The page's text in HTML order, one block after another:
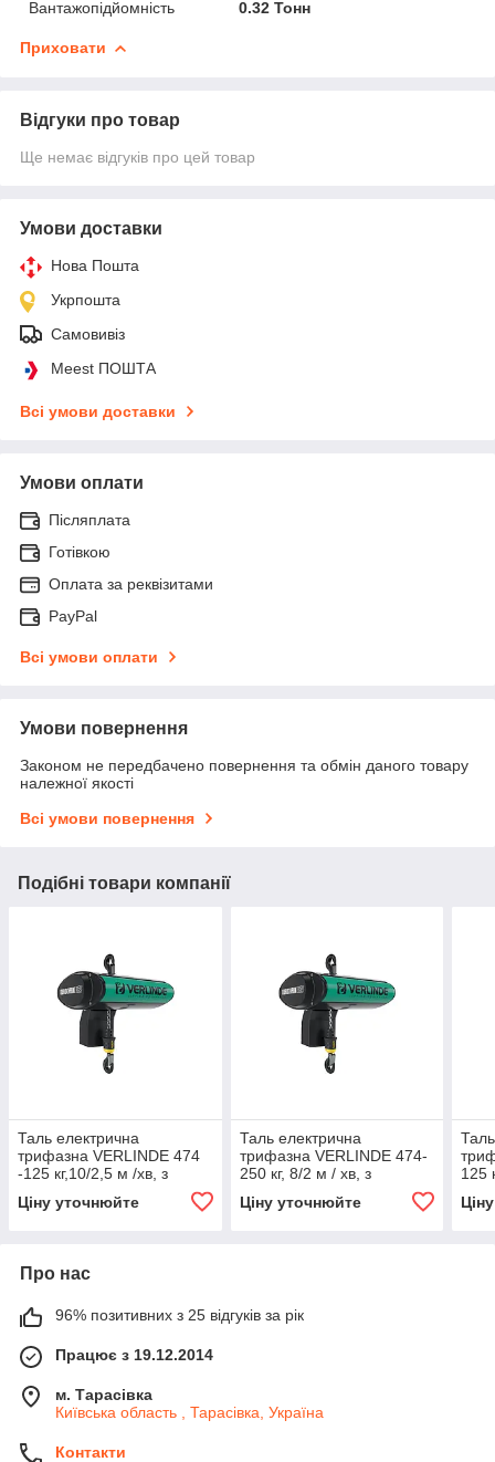
Вантажопідйомність
0.32 Тонн
Приховати
Відгуки про товар
Ще немає відгуків про цей товар
Умови доставки
Нова Пошта
Укрпошта
Самовивіз
Meest ПОШТА
Всі умови доставки
Умови оплати
Післяплата
Готівкою
Оплата за реквізитами
PayPal
Всі умови оплати
Умови повернення
Законом не передбачено повернення та обмін даного товару
належної якості
Всі умови повернення
Подібні товари компанії
Таль електрична
трифазна VERLINDE 474
-125 кг,10/2,5 м /хв, з
ручним управлінням
Ціну уточнюйте
Таль електрична
трифазна VERLINDE 474-
250 кг, 8/2 м / хв, з
монорельсової візком, з
ручним управлінням
Ціну уточнюйте
125
Про нас
96% позитивних з 25 відгуків за рік
Працює з 19.12.2014
м. Тарасівка
Київська область , Тарасівка, Україна
Контакти